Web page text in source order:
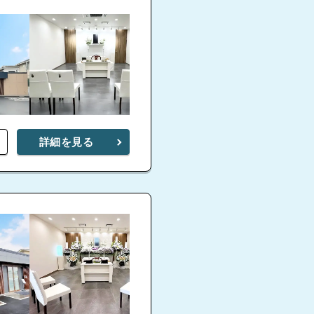
詳細を見る